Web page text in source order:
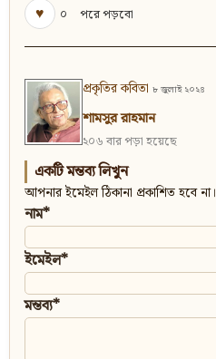
♥
০ পরে পড়বো
প্রকৃতির কবিতা ৮ জুলাই ২০২৪
শামসুর রাহমান
২০৬ বার পড়া হয়েছে
একটি মন্তব্য লিখুন
আপনার ইমেইল ঠিকানা প্রকাশিত হবে না।
নাম*
ইমেইল*
মন্তব্য*